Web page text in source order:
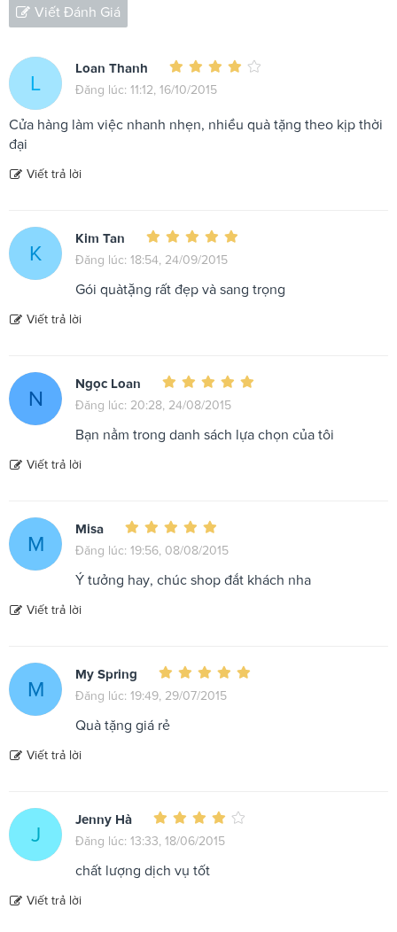
Viết Đánh Giá
L
Loan Thanh
Đăng lúc: 11:12, 16/10/2015
Cửa hàng làm việc nhanh nhẹn, nhiều quà tặng theo kịp thời
đại
Viết trả lời
K
Kim Tan
Đăng lúc: 18:54, 24/09/2015
Gói quàtặng rất đẹp và sang trọng
Viết trả lời
N
Ngọc Loan
Đăng lúc: 20:28, 24/08/2015
Bạn nằm trong danh sách lựa chọn của tôi
Viết trả lời
M
Misa
Đăng lúc: 19:56, 08/08/2015
Ý tưởng hay, chúc shop đắt khách nha
Viết trả lời
M
My Spring
Đăng lúc: 19:49, 29/07/2015
Quà tặng giá rẻ
Viết trả lời
J
Jenny Hà
Đăng lúc: 13:33, 18/06/2015
chất lượng dịch vụ tốt
Viết trả lời